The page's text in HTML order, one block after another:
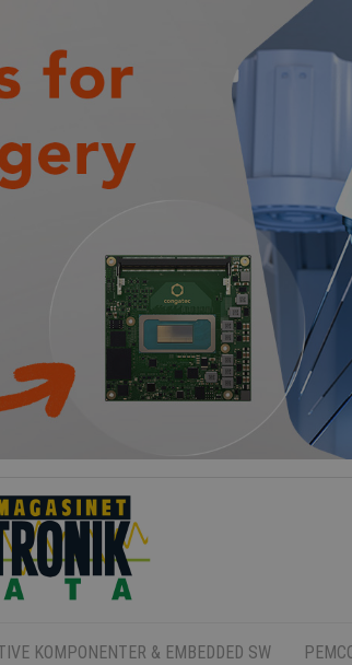
KOMPONENTER & EMBEDDED SW